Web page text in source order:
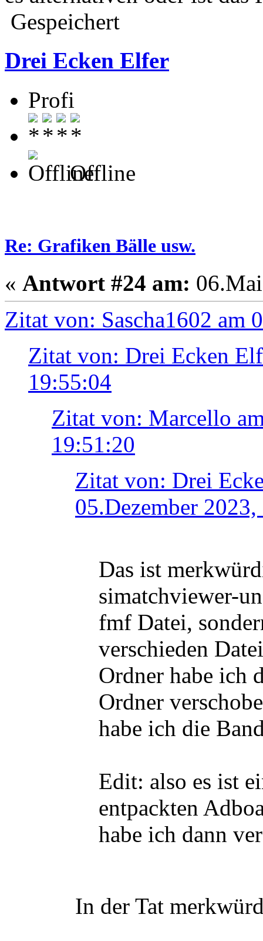
Gespeichert
Drei Ecken Elfer
Profi
Offline
Re: Grafiken Bälle usw.
« Antwort #24 am:
Zitat von: Sascha1602 am
Zitat von: Drei Ecken
19:55:04
Zitat von: Marcello
19:51:20
Zitat von: Drei
05.Dezember
Das ist
simatchviewer-
fmf Datei,
verschieden
Ordner habe ich
Ordner
habe ich die
Edit: also es ist
entpackten
habe ich dann
In der Tat